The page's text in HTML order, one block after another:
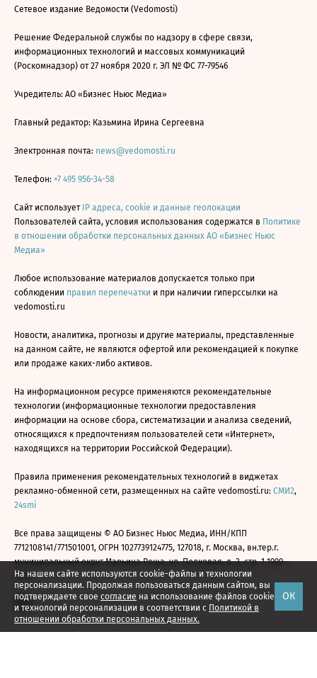
На нашем сайте используются cookie-файлы и технологии
персонализации. Продолжая пользоваться данным сайтом, вы
подтверждаете свое согласие на использование файлов cookie
и технологий персонализации в соответствии с Политикой в
отношении обработки персональных данных.
ОК
Сетевое издание Ведомости (Vedomosti)
Решение Федеральной службы по надзору в сфере связи,
информационных технологий и массовых коммуникаций
(Роскомнадзор) от 27 ноября 2020 г. ЭЛ № ФС 77-79546
Учредитель: АО «Бизнес Ньюс Медиа»
Главный редактор: Казьмина Ирина Сергеевна
Электронная почта: news@vedomosti.ru
Телефон: +7 495 956-34-58
Сайт использует IP адреса, cookie и данные геолокации
Пользователей сайта, условия использования содержатся в Политике
в отношении обработки персональных данных АО «Бизнес Ньюс
Медиа»
Любое использование материалов допускается только при
соблюдении правил перепечатки и при наличии гиперссылки на
vedomosti.ru
Новости, аналитика, прогнозы и другие материалы, представленные
на данном сайте, не являются офертой или рекомендацией к покупке
или продаже каких-либо активов.
На информационном ресурсе применяются рекомендательные
технологии (информационные технологии предоставления
информации на основе сбора, систематизации и анализа сведений,
относящихся к предпочтениям пользователей сети «Интернет»,
находящихся на территории Российской Федерации).
Правила применения рекомендательных технологий в виджетах
рекламно-обменной сети, размещенных на сайте vedomosti.ru: СМИ2,
24smi
Все права защищены © АО Бизнес Ньюс Медиа, ИНН/КПП
7712108141/771501001, ОГРН 1027739124775, 127018, г. Москва, вн.тер.г.
муниципальный округ Марьина Роща, ул. Полковая, д. 3, стр. 1 1999—
2026